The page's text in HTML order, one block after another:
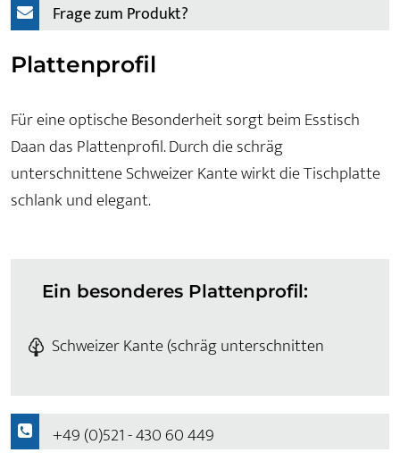
Frage zum Produkt?
Plattenprofil
Für eine optische Besonderheit sorgt beim Esstisch
Daan das Plattenprofil. Durch die schräg
unterschnittene Schweizer Kante wirkt die Tischplatte
schlank und elegant.
Ein besonderes Plattenprofil:
Schweizer Kante (schräg unterschnitten
+49 (0)521 - 430 60 449